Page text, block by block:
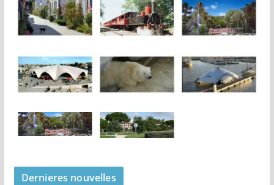
Dernieres nouvelles